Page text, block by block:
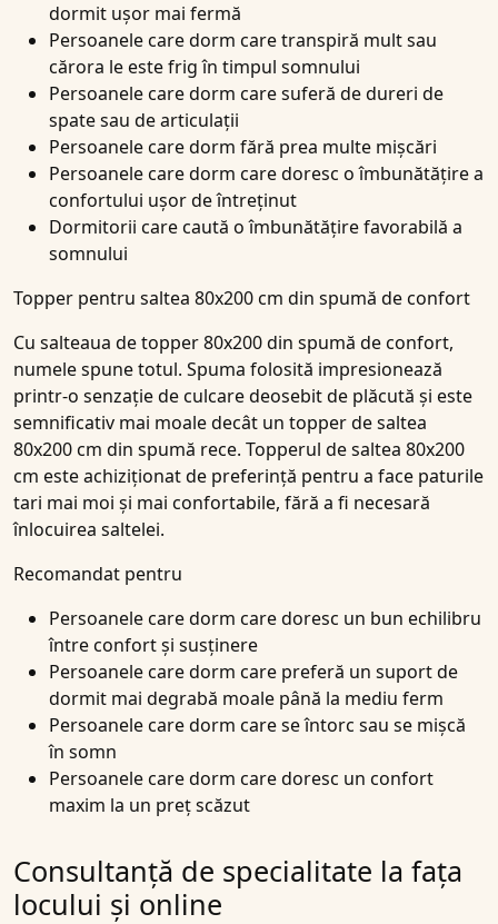
dormit ușor mai fermă
Persoanele care dorm care transpiră mult sau
cărora le este frig în timpul somnului
Persoanele care dorm care suferă de dureri de
spate sau de articulații
Persoanele care dorm fără prea multe mișcări
Persoanele care dorm care doresc o îmbunătățire a
confortului ușor de întreținut
Dormitorii care caută o îmbunătățire favorabilă a
somnului
Topper pentru saltea 80x200 cm din spumă de confort
Cu salteaua de topper 80x200 din spumă de confort,
numele spune totul. Spuma folosită impresionează
printr-o senzație de culcare deosebit de plăcută și este
semnificativ mai moale decât un topper de saltea
80x200 cm din spumă rece. Topperul de saltea 80x200
cm este achiziționat de preferință pentru a face paturile
tari mai moi și mai confortabile, fără a fi necesară
înlocuirea saltelei.
Recomandat pentru
Persoanele care dorm care doresc un bun echilibru
între confort și susținere
Persoanele care dorm care preferă un suport de
dormit mai degrabă moale până la mediu ferm
Persoanele care dorm care se întorc sau se mișcă
în somn
Persoanele care dorm care doresc un confort
maxim la un preț scăzut
Consultanță de specialitate la fața
locului și online